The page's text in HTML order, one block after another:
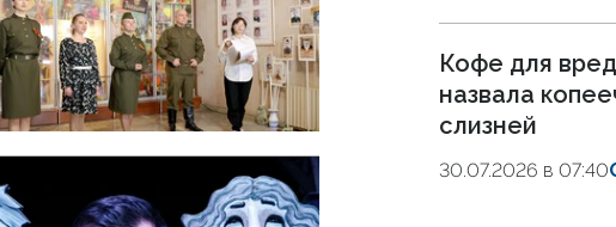
Кофе для
назвала
слизней
30.07.2026 в 07:40